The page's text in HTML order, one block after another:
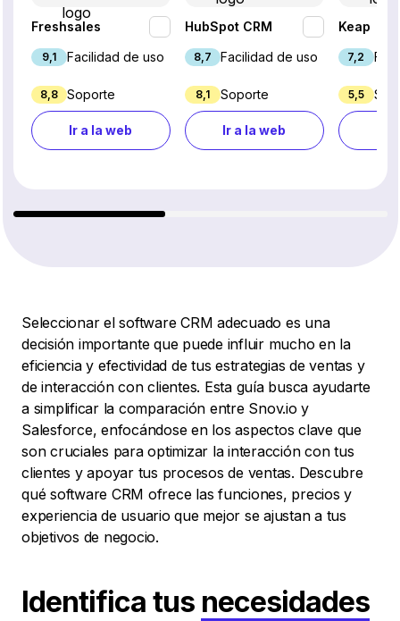
Freshsales
9,1 Facilidad de uso
8,8 Soporte
Ir a la web
HubSpot CRM
8,7 Facilidad de uso
8,1 Soporte
Ir a la web
Keap
7,2
5,5
Seleccionar el software CRM adecuado es una
decisión importante que puede influir mucho en la
eficiencia y efectividad de tus estrategias de ventas y
de interacción con clientes. Esta guía busca ayudarte
a simplificar la comparación entre Snov.io y
Salesforce, enfocándose en los aspectos clave que
son cruciales para optimizar la interacción con tus
clientes y apoyar tus procesos de ventas. Descubre
qué software CRM ofrece las funciones, precios y
experiencia de usuario que mejor se ajustan a tus
objetivos de negocio.
Identifica tus necesidades